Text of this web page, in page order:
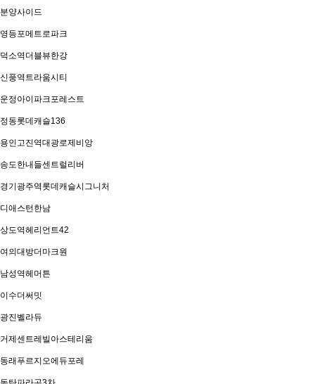
분양사이드
영등포메트로파크
덕소역더블뷰한강
신풍역트라움시티
운정아이파크포레스트
정동롯데캐슬136
용인고진역대광로제비앙
송도한내들센트럴리버
경기광주역롯데캐슬시그니처
디애스턴한남
상도역헤리언트42
여의대방더마크원
남성역헤머튼
이수더써밋
광진벨라듀
거제센트레빌아스테리움
동래푸르지오에듀포레